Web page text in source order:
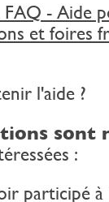
FAQ - Aide
et foires
l'aide ?
sont
:
participé